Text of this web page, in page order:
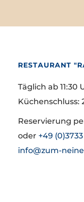
RESTAURANT
Täglich ab 11:30
Küchenschluss:
Reservierung
oder +49
info@zum-